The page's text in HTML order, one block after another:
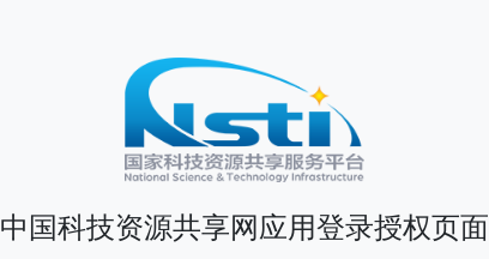
中国科技资源共享网应用登录授权页面